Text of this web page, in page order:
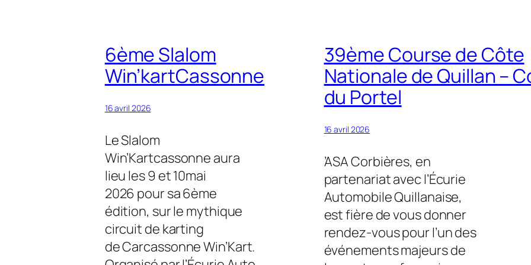
6ème Slalom
Win’kartCassonne
16 avril 2026
Le Slalom
Win’Kartcassonne aura
lieu les 9 et 10mai
2026 pour sa 6ème
édition, sur le mythique
circuit de karting
de Carcassonne Win’Kart.
39ème Course de Côte
Nationale de Quillan –
du Portel
16 avril 2026
’ASA Corbières, en
partenariat avec l’Écurie
Automobile Quillanaise,
est fière de vous donner
rendez-vous pour l’un des
événements majeurs de